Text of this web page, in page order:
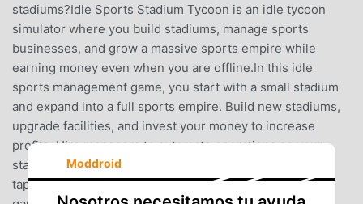
stadiums?Idle Sports Stadium Tycoon is an idle tycoon
simulator where you build stadiums, manage sports
businesses, and grow a massive sports empire while
earning money even when you are offline.In this idle
sports management game, you start with a small stadium
and expand into a full sports empire. Build new stadiums,
upgrade facilities, and invest your money to increase
profits. Hire managers to automate operations so your
stadiums continue earning idle cash without constant
tapping.Idle Sports Stadium Tycoon combines idle
Moddroid